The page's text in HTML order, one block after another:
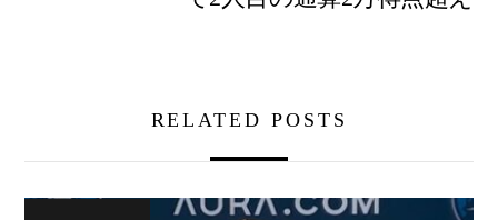
RELATED POSTS